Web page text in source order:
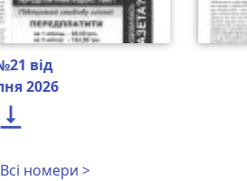
від
2026

Всі номери >